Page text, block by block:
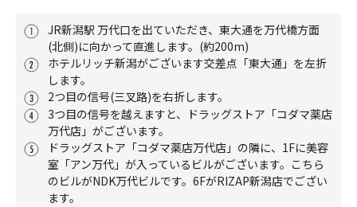
JR新潟駅 万代口を出ていただき、東大通を万代橋方面
(北側)に向かって直進します。(約200m)
ホテルリッチ新潟がございます交差点「東大通」を左折
します。
2つ目の信号(三叉路)を右折します。
3つ目の信号を越えますと、ドラッグストア「コダマ薬店
万代店」がございます。
ドラッグストア「コダマ薬店万代店」の隣に、1Fに美容
室「アン万代」が入っているビルがございます。こちら
のビルがNDK万代ビルです。6FがRIZAP新潟店でござい
ます。